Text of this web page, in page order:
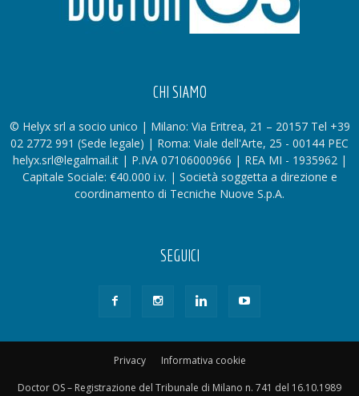
CHI SIAMO
© Helyx srl a socio unico | Milano: Via Eritrea, 21 – 20157 Tel +39
02 2772 991 (Sede legale) | Roma: Viale dell'Arte, 25 - 00144 PEC
helyx.srl@legalmail.it | P.IVA 07106000966 | REA MI - 1935962 |
Capitale Sociale: €40.000 i.v. | Società soggetta a direzione e
coordinamento di Tecniche Nuove S.p.A.
SEGUICI
Privacy
Informativa cookie
Doctor OS – Registrazione del Tribunale di Milano n. 741 del 16.10.1989